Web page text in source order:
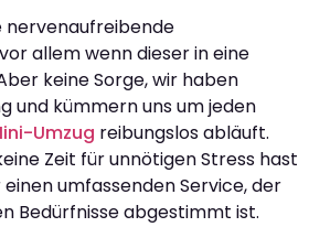
nervenaufreibende
allem wenn dieser in eine
keine Sorge, wir haben
und kümmern uns um jeden
Umzug reibungslos abläuft.
Zeit für unnötigen Stress hast
umfassenden Service, der
Bedürfnisse abgestimmt ist.